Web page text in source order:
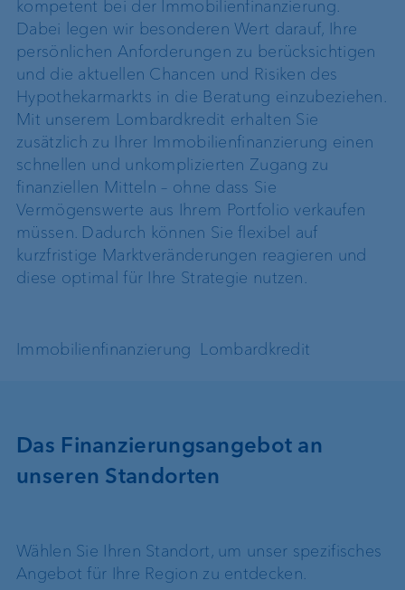
kompetent bei der Immobilienfinanzierung.
Dabei legen wir besonderen Wert darauf, Ihre
persönlichen Anforderungen zu berücksichtigen
und die aktuellen Chancen und Risiken des
Hypothekarmarkts in die Beratung einzubeziehen.
Mit unserem Lombardkredit erhalten Sie
zusätzlich zu Ihrer Immobilienfinanzierung einen
schnellen und unkomplizierten Zugang zu
finanziellen Mitteln – ohne dass Sie
Vermögenswerte aus Ihrem Portfolio verkaufen
müssen. Dadurch können Sie flexibel auf
kurzfristige Marktveränderungen reagieren und
diese optimal für Ihre Strategie nutzen.
Immobilienfinanzierung Lombardkredit
Das Finanzierungsangebot an
unseren Standorten
Wählen Sie Ihren Standort, um unser spezifisches
Angebot für Ihre Region zu entdecken.